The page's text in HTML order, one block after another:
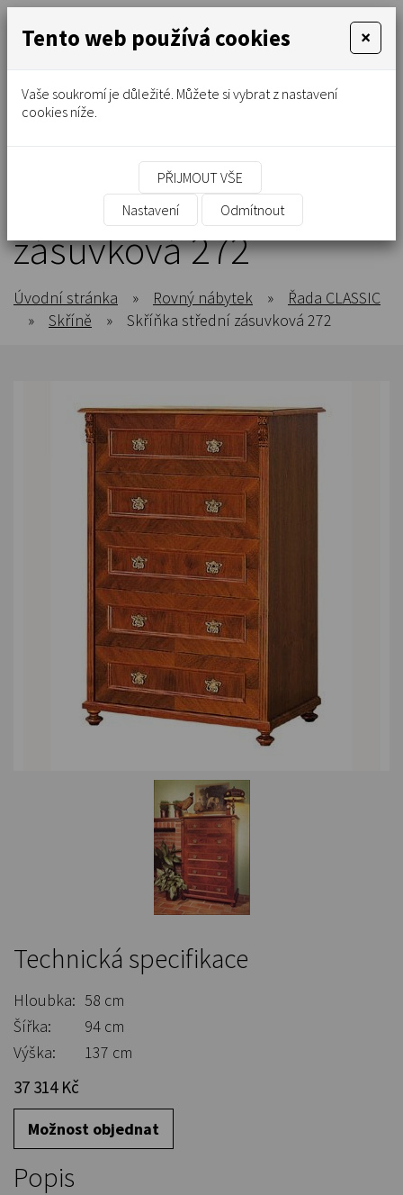
Skříňka střední
zásuvková 272
Úvodní stránka » Rovný nábytek »
Řada CLASSIC
»
Skříně » Skříňka střední zásuvková 272
Technická specifikace
Hloubka: 58 cm
Šířka:
94 cm
Výška:
137 cm
37 314 Kč
Možnost objednat
Popis
Tento web používá cookies ×
Vaše soukromí je důležité. Můžete si vybrat z nastavení
cookies níže.
PŘIJMOUT VŠE
Nastavení
Odmítnout